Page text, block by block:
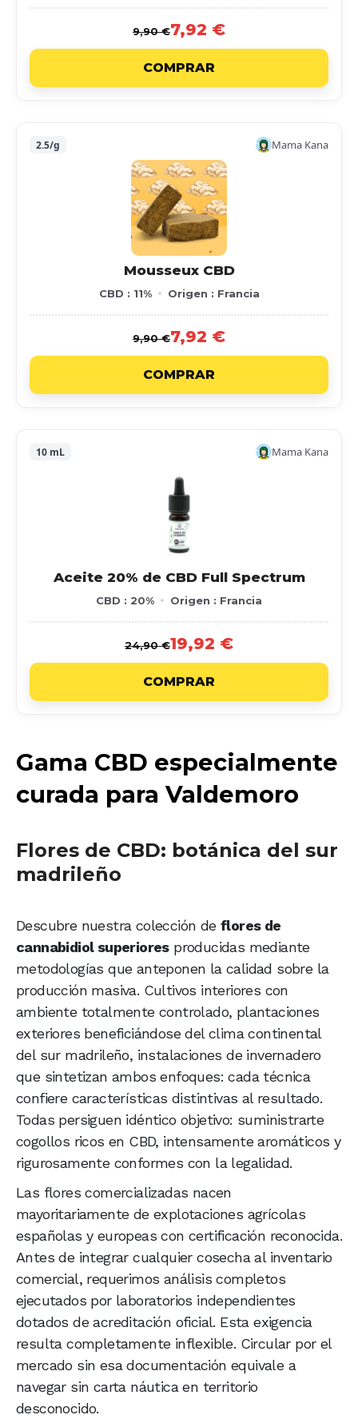
9,90 €7,92 €
COMPRAR
2.5/g Mama Kana
Mousseux CBD
CBD : 11% Origen : Francia
9,90 €7,92 €
COMPRAR
10 mL Mama Kana
Aceite 20% de CBD Full Spectrum
CBD : 20% Origen : Francia
24,90 €19,92 €
COMPRAR
Gama CBD especialmente
curada para Valdemoro
Flores de CBD: botánica del sur
madrileño
Descubre nuestra colección de flores de
cannabidiol superioresproducidas mediante
metodologías que anteponen la calidad sobre la
producción masiva. Cultivos interiores con
ambiente totalmente controlado, plantaciones
exteriores beneficiándose del clima continental
del sur madrileño, instalaciones de invernadero
que sintetizan ambos enfoques: cada técnica
confiere características distintivas al resultado.
Todas persiguen idéntico objetivo: suministrarte
cogollos ricos en CBD, intensamente aromáticos y
rigurosamente conformes con la legalidad.
Las flores comercializadas nacen
mayoritariamente de explotaciones agrícolas
españolas y europeas con certificación reconocida.
Antes de integrar cualquier cosecha al inventario
comercial, requerimos análisis completos
ejecutados por laboratorios independientes
dotados de acreditación oficial. Esta exigencia
resulta completamente inflexible. Circular por el
mercado sin esa documentación equivale a
navegar sin carta náutica en territorio
desconocido.